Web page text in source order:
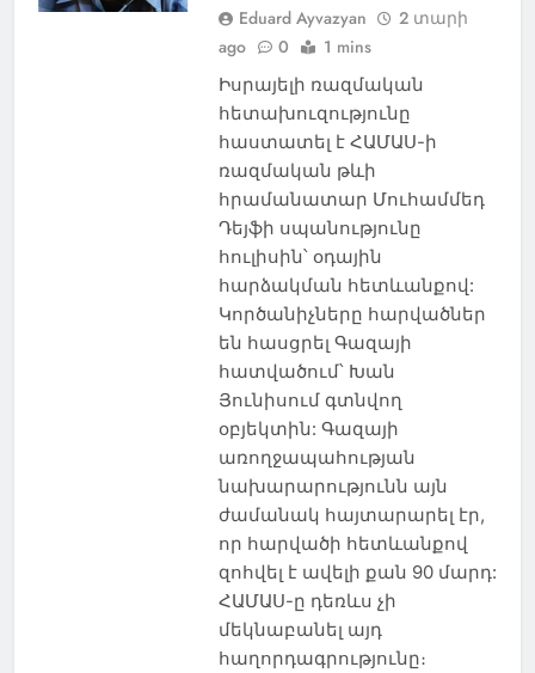
Eduard Ayvazyan
2 տարի
ago
0 1 mins
Իսրայելի ռազմական
հետախուզությունը
հաստատել է ՀԱՄԱՍ-ի
ռազմական ​​թևի
հրամանատար Մուհամմեդ
Դեյֆի սպանությունը
հուլիսին՝ օդային
հարձակման հետևանքով:
Կործանիչները հարվածներ
են հասցրել Գազայի
հատվածում՝ Խան
Յունիսում գտնվող
օբյեկտին: Գազայի
առողջապահության
նախարարությունն այն
ժամանակ հայտարարել էր,
որ հարվածի հետևանքով
զոհվել է ավելի քան 90 մարդ:
ՀԱՄԱՍ-ը դեռևս չի
մեկնաբանել այդ
հաղորդագրությունը։